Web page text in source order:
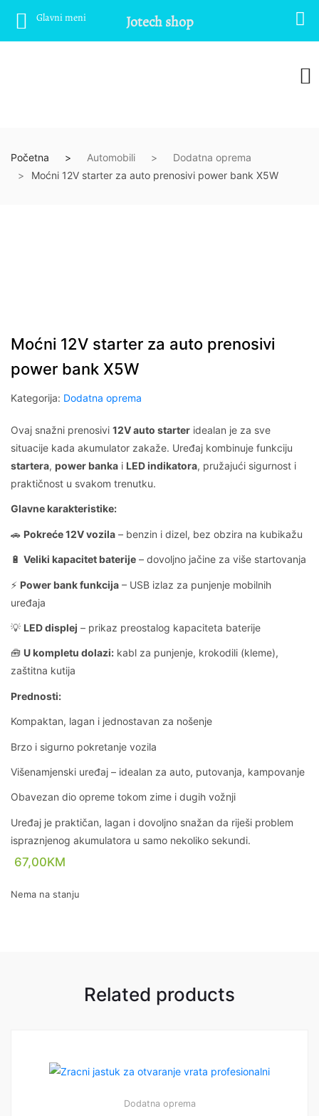
Početna Automobili
Dodatna oprema
Moćni 12V starter za auto prenosivi power bank X5W
Moćni 12V starter za auto prenosivi
power bank X5W
Kategorija: Dodatna oprema
Ovaj snažni prenosivi 12V auto starter idealan je za sve
situacije kada akumulator zakaže. Uređaj kombinuje funkciju
startera, power banka i LED indikatora, pružajući sigurnost i
praktičnost u svakom trenutku.
Glavne karakteristike:
🚗 Pokreće 12V vozila – benzin i dizel, bez obzira na kubikažu
🔋 Veliki kapacitet baterije – dovoljno jačine za više startovanja
⚡ Power bank funkcija – USB izlaz za punjenje mobilnih
uređaja
💡 LED displej – prikaz preostalog kapaciteta baterije
🧰 U kompletu dolazi: kabl za punjenje, krokodili (kleme),
zaštitna kutija
Prednosti:
Kompaktan, lagan i jednostavan za nošenje
Brzo i sigurno pokretanje vozila
Višenamjenski uređaj – idealan za auto, putovanja, kampovanje
Obavezan dio opreme tokom zime i dugih vožnji
Uređaj je praktičan, lagan i dovoljno snažan da riješi problem
ispraznjenog akumulatora u samo nekoliko sekundi.
67,00KM
Nema na stanju
Related products
Dodatna oprema
Glavni meni Jotech shop